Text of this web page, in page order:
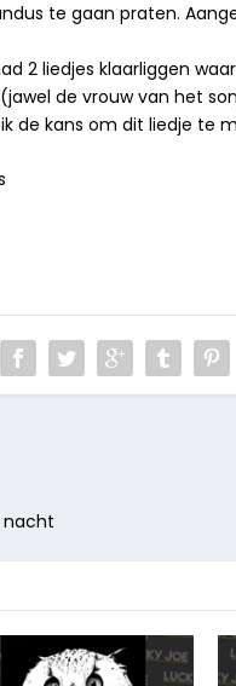
te gaan praten.
2 liedjes klaarliggen
de vrouw van het
de kans om dit liedje te
nacht